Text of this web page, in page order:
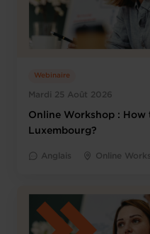
Mardi 25 Août 2026
Webinaire
Online Workshop :
Luxembourg?
Anglais Online